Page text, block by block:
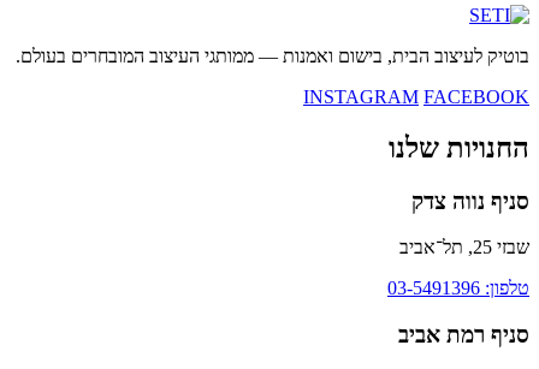
בוטיק לעיצוב הבית, בישום ואמנות — ממותגי העיצוב המובחרים בעולם.
INSTAGRAM FACEBOOK
החנויות שלנו
סניף נווה צדק
שבזי 25, תל־אביב
טלפון: 03-5491396
סניף רמת אביב